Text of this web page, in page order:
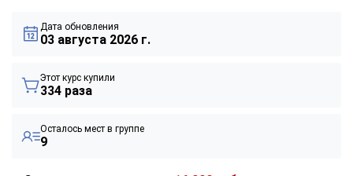
Дата обновления
03 августа 2026 г.
Этот курс купили
334 раза
Осталось мест в группе
9